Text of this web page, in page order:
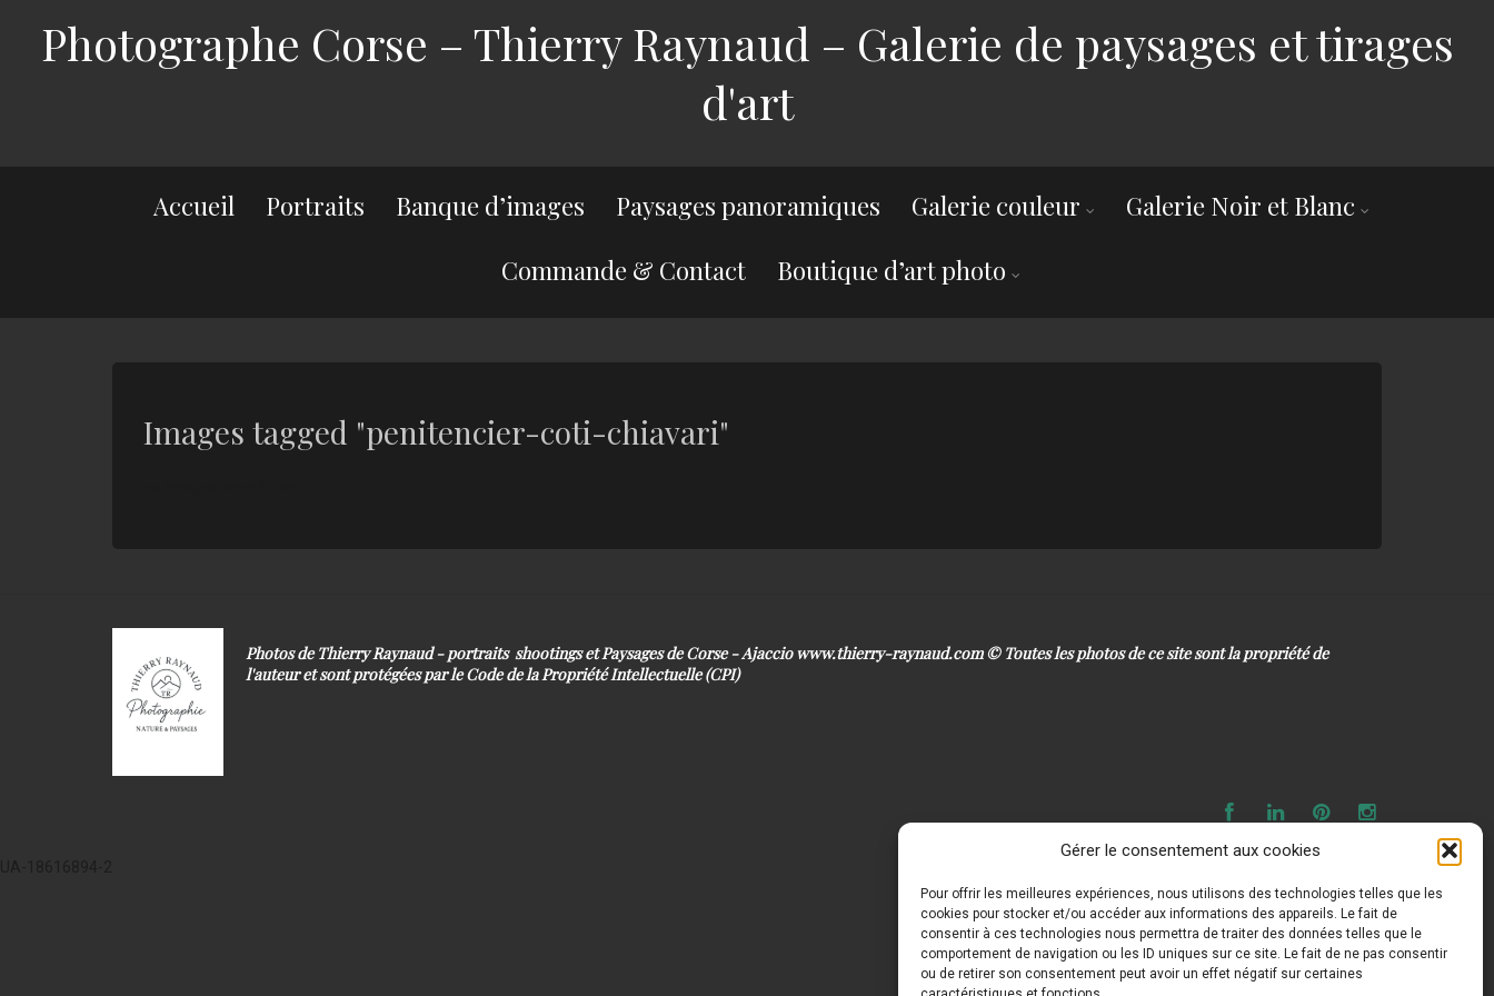
Gérer le consentement aux cookies
Pour offrir les meilleures expériences, nous utilisons des technologies telles que les
cookies pour stocker et/ou accéder aux informations des appareils. Le fait de
consentir à ces technologies nous permettra de traiter des données telles que le
comportement de navigation ou les ID uniques sur ce site. Le fait de ne pas consentir
ou de retirer son consentement peut avoir un effet négatif sur certaines
Photographe Corse – Thierry Raynaud – Galerie de paysages et tirages
d'art
Accueil Portraits Banque d’images Paysages panoramiques Galerie couleur
Galerie Noir et Blanc
Commande & Contact
Boutique d’art photo
Images tagged "penitencier-coti-chiavari"
Photos de Thierry Raynaud - portraits shootings et Paysages de Corse - Ajaccio www.thierry-raynaud.com © Toutes les photos de ce site sont la propriété de
l'auteur et sont protégées par le Code de la Propriété Intellectuelle (CPI)